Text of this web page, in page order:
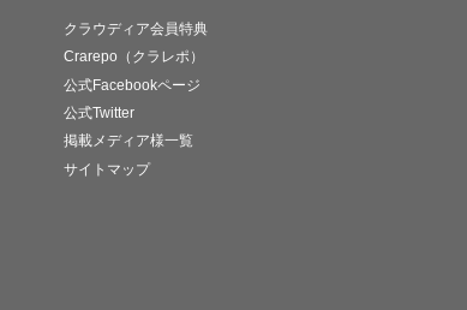
クラウディア会員特典
Crarepo（クラレポ）
公式Facebookページ
公式Twitter
掲載メディア様一覧
サイトマップ